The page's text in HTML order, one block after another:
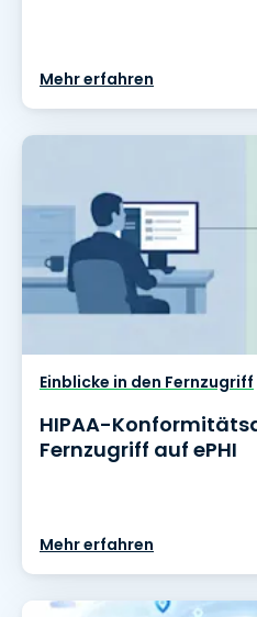
Mehr erfahren
Einblicke in den Fernzugriff
HIPAA-
Fernzugriff auf ePHI
Mehr erfahren